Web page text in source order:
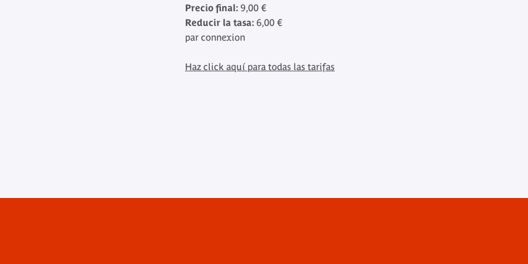
Precio final: 9,00 €
Reducir la tasa: 6,00 €
par connexion
Haz click aquí para todas las tarifas